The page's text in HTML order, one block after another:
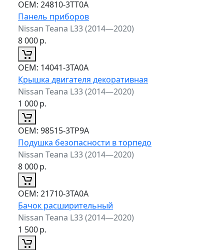
ОЕМ: 24810-3TT0A
Панель приборов
Nissan Teana L33 (2014—2020)
8 000р.
ОЕМ: 14041-3TA0A
Крышка двигателя декоративная
Nissan Teana L33 (2014—2020)
1 000р.
ОЕМ: 98515-3TP9A
Подушка безопасности в торпедо
Nissan Teana L33 (2014—2020)
8 000р.
ОЕМ: 21710-3TA0A
Бачок расширительный
Nissan Teana L33 (2014—2020)
1 500р.